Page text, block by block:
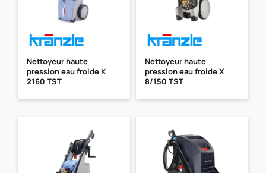
Nettoyeur haute
pression eau froide K
2160 TST
Nettoyeur haute
pression eau froide X
8/150 TST